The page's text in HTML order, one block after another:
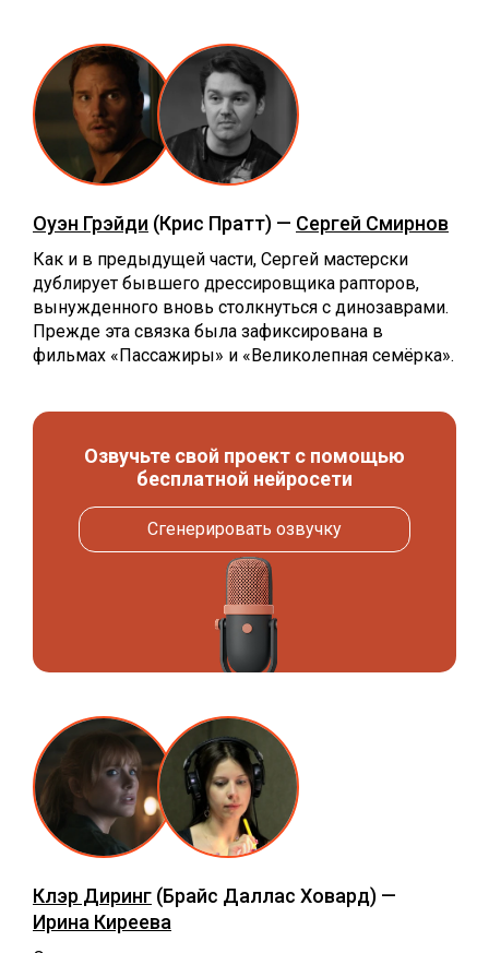
Оуэн Грэйди (Крис Пратт) — Сергей Смирнов
Как и в предыдущей части, Сергей мастерски
дублирует бывшего дрессировщика рапторов,
вынужденного вновь столкнуться с динозаврами.
Прежде эта связка была зафиксирована в
фильмах «Пассажиры» и «Великолепная семёрка».
Озвучьте свой проект с помощью
бесплатной нейросети
Сгенерировать озвучку
Клэр Диринг (Брайс Даллас Ховард) —
Ирина Киреева